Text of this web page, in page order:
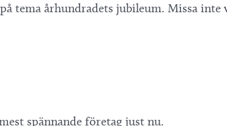
tema århundradets jubileum. Missa inte
spännande företag just nu.